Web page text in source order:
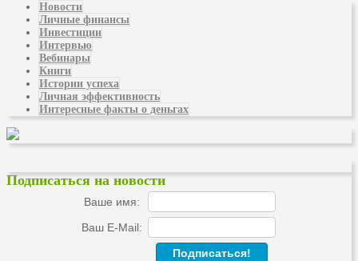
Новости
Личные финансы
Инвестиции
Интервью
Вебинары
Книги
Истории успеха
Личная эффективность
Интересные факты о деньгах
Подписаться на новости
Ваше имя:
Ваш E-Mail: